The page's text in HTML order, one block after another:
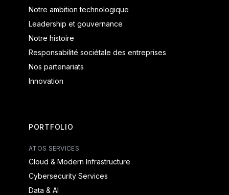
Notre ambition technologique
Leadership et gouvernance
Notre histoire
Responsabilité sociétale des entreprises
Nos partenariats
Innovation
PORTFOLIO
ATOS SERVICES
Cloud & Modern Infrastructure
Cybersecurity Services
Data & AI